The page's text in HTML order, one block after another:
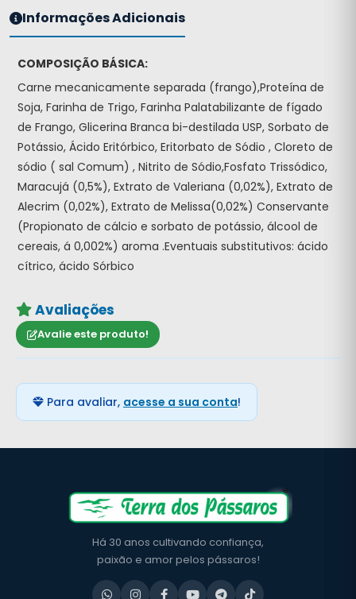
Informações Adicionais
COMPOSIÇÃO BÁSICA:
Carne mecanicamente separada (frango),Proteína de
Soja, Farinha de Trigo, Farinha Palatabilizante de fígado
de Frango, Glicerina Branca bi-destilada USP, Sorbato de
Potássio, Ácido Eritórbico, Eritorbato de Sódio , Cloreto de
sódio ( sal Comum) , Nitrito de Sódio,Fosfato Trissódico,
Maracujá (0,5%), Extrato de Valeriana (0,02%), Extrato de
Alecrim (0,02%), Extrato de Melissa(0,02%) Conservante
(Propionato de cálcio e sorbato de potássio, álcool de
cereais, á 0,002%) aroma .Eventuais substitutivos: ácido
cítrico, ácido Sórbico
Avaliações
Avalie este produto!
Para avaliar, acesse a sua conta!
Há 30 anos cultivando confiança,
paixão e amor pelos pássaros!